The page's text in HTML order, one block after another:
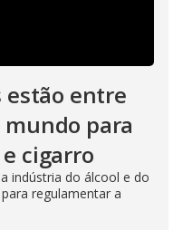
estão entre
mundo para
cigarro
indústria do álcool e do
regulamentar a